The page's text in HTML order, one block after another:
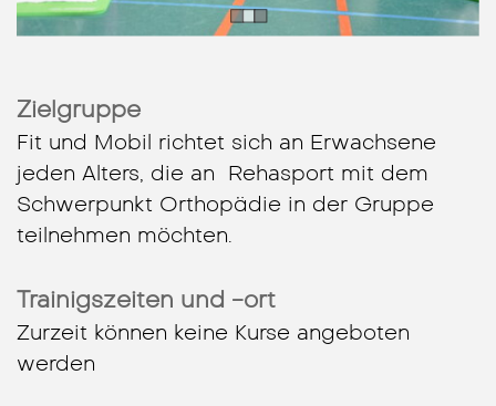
Zielgruppe
Fit und Mobil richtet sich an Erwachsene
jeden Alters, die an Rehasport mit dem
Schwerpunkt Orthopädie in der Gruppe
teilnehmen möchten.
Trainigszeiten und -ort
Zurzeit können keine Kurse angeboten
werden